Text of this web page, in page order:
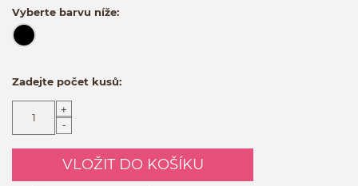
Vyberte barvu níže:
Zadejte počet kusů:
+
-
VLOŽIT DO KOŠÍKU